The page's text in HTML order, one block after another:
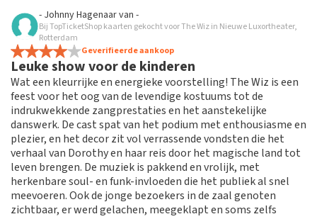
Beoordeling van - Eveline Teiwsen over
Te duur! Slechte plaatsen! Geen
annulering mogelijk.
Nooit meer top tickets! Slechte plaatsen! Veel te snel
gekocht waardoor ik annulering niet gelezen had
endus niet meer mogelijk was. Rechtstreeks bij theater
was 45,- volwassenen en kind gratis!! Top tickets
waren 80,- per volwassene!! Schandalig wat ze er aan
verdienen. Nooit doen want is echt niet top!!!!
Beste klant, Bedankt voor het schrijven van een review
op onze website. Uw feedback vinden wij erg belangrijk.
Reactie van TopTicketShop
- Johnny Hagenaarvan -
Bij TopTicketShop kaarten gekocht voor The Wiz in Nieuwe Luxortheater,
Rotterdam
Geverifieerde aankoop
Leuke show voor de kinderen
Wat een kleurrijke en energieke voorstelling! The Wiz is een
feest voor het oog van de levendige kostuums tot de
indrukwekkende zangprestaties en het aanstekelijke
danswerk. De cast spat van het podium met enthousiasme en
plezier, en het decor zit vol verrassende vondsten die het
verhaal van Dorothy en haar reis door het magische land tot
leven brengen. De muziek is pakkend en vrolijk, met
herkenbare soul- en funk-invloeden die het publiek al snel
meevoeren. Ook de jonge bezoekers in de zaal genoten
zichtbaar, er werd gelachen, meegeklapt en soms zelfs